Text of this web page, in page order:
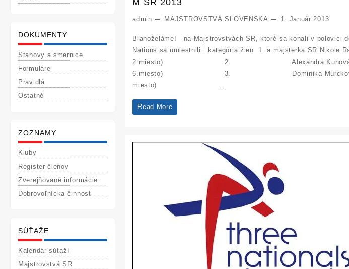
DOKUMENTY
Stanovy a smernice
Formuláre
Pravidlá
Ostatné
ZOZNAMY
Kluby
Register členov
Zverejňované informácie
Dobrovoľnícka činnosť
SÚŤAŽE
Kalendár súťaží
Majstrovstvá SR
admin MAJSTROVSTVÁ SLOVENSKA 1. Január 2013
Blahoželáme! na Majstrovstvách SR, ktoré sa konali v polovici
Nations sa umiestnili : kategória žien 1. a majsterka SR
2.miesto) 2. Alexandra
6.miesto) 3. Dominika
miesto) …
M
Read More